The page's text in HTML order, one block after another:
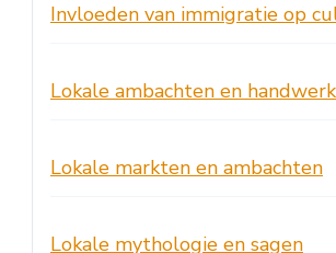
Invloeden van immigratie op
Lokale ambachten en handwerk
Lokale markten en ambachten
Lokale mythologie en sagen